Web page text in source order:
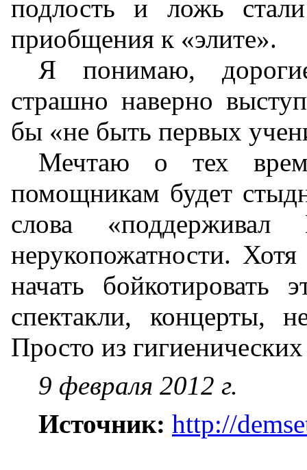
подлость и ложь
приобщения к «элите».
Я понимаю,
страшно наверно
бы «не быть первых
Мечтаю о тех
помощникам будет
слова
нерукопожатности.
начать
спектакли, концерты,
Просто из
9 февраля 2012 г.
Источник: http://